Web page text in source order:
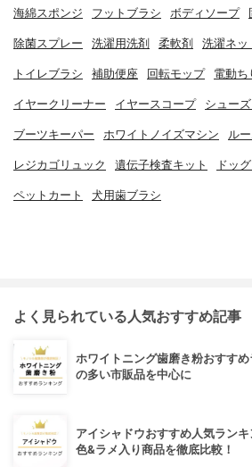
海綿スポンジ フットブラシ ボディソープ
除菌スプレー 洗濯用洗剤 柔軟剤 洗濯ネッ
トイレブラシ 補助便座 回転モップ 電動ち
イヤークリーナー イヤースコープ シュー
ブーツキーパー ホワイトノイズマシン ル
レジカゴリュック 遺伝子検査キット ドッ
ペットカート 犬用歯ブラシ
よく見られている人気おすすめ記事
ホワイトニング歯磨き粉おすす
の多い市販品を中心に
アイシャドウおすすめ人気ラン
色&ラメ入り商品を徹底比較！